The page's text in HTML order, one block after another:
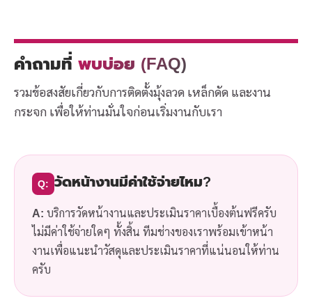
คำถามที่ พบบ่อย (FAQ)
รวมข้อสงสัยเกี่ยวกับการติดตั้งมุ้งลวด เหล็กดัด และงาน
กระจก เพื่อให้ท่านมั่นใจก่อนเริ่มงานกับเรา
Q: วัดหน้างานมีค่าใช้จ่ายไหม?
A: บริการวัดหน้างานและประเมินราคาเบื้องต้นฟรีครับ
ไม่มีค่าใช้จ่ายใดๆ ทั้งสิ้น ทีมช่างของเราพร้อมเข้าหน้า
งานเพื่อแนะนำวัสดุและประเมินราคาที่แน่นอนให้ท่าน
ครับ